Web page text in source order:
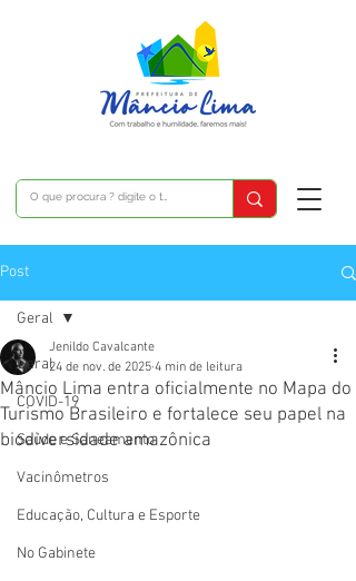
Post
Geral
COVID-19
Saúde e Saneamento
Vacinômetros
Educação, Cultura e Esporte
No Gabinete
Geral
Mâncio Lima entra oficialmente no Mapa do
Turismo Brasileiro e fortalece seu papel na
biodiversidade amazônica
Jenildo Cavalcante
24 de nov. de 2025 4 min de leitura